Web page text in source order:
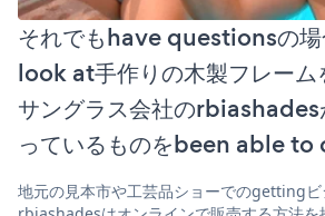
それでもhave questionsの
look at手作りの木製フレーム
サングラス会社の
っているものをbeen able to
地元の見本市や工芸品ショーでのgettingビ